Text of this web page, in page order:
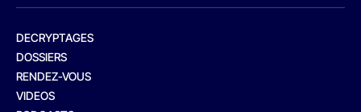
DECRYPTAGES
DOSSIERS
RENDEZ-VOUS
VIDEOS